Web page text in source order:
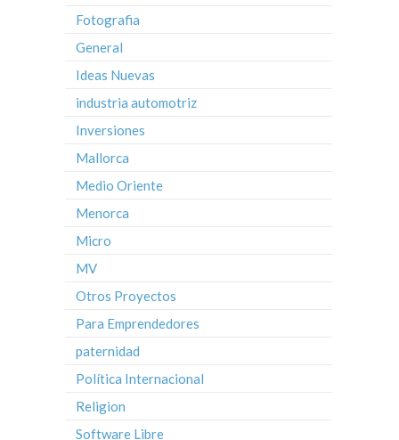
Fotografia
General
Ideas Nuevas
industria automotriz
Inversiones
Mallorca
Medio Oriente
Menorca
Micro
MV
Otros Proyectos
Para Emprendedores
paternidad
Política Internacional
Religion
Software Libre